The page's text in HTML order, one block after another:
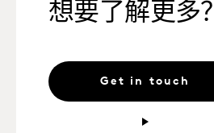
想要了解更多？
Get in touch